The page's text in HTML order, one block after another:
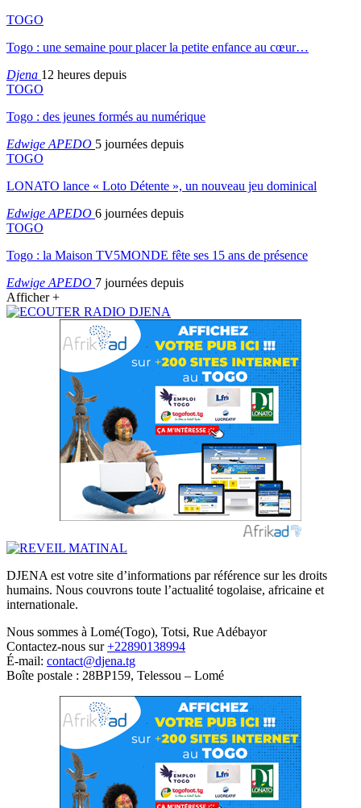
TOGO
Togo : une semaine pour placer la petite enfance au cœur…
Djena 12 heures depuis
TOGO
Togo : des jeunes formés au numérique
Edwige APEDO 5 journées depuis
TOGO
LONATO lance « Loto Détente », un nouveau jeu dominical
Edwige APEDO 6 journées depuis
TOGO
Togo : la Maison TV5MONDE fête ses 15 ans de présence
Edwige APEDO 7 journées depuis
Afficher +
DJENA est votre site d’informations par référence sur les droits
humains. Nous couvrons toute l’actualité togolaise, africaine et
internationale.
Nous sommes à Lomé(Togo), Totsi, Rue Adébayor
Contactez-nous sur+22890138994
É-mail: contact@djena.tg
Boîte postale : 28BP159, Telessou – Lomé